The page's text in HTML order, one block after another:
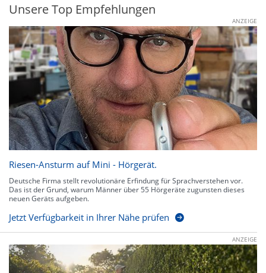
Unsere Top Empfehlungen
ANZEIGE
Riesen-Ansturm auf Mini - Hörgerät.
Deutsche Firma stellt revolutionäre Erfindung für Sprachverstehen vor.
Das ist der Grund, warum Männer über 55 Hörgeräte zugunsten dieses
neuen Geräts aufgeben.
Jetzt Verfügbarkeit in Ihrer Nähe prüfen
ANZEIGE